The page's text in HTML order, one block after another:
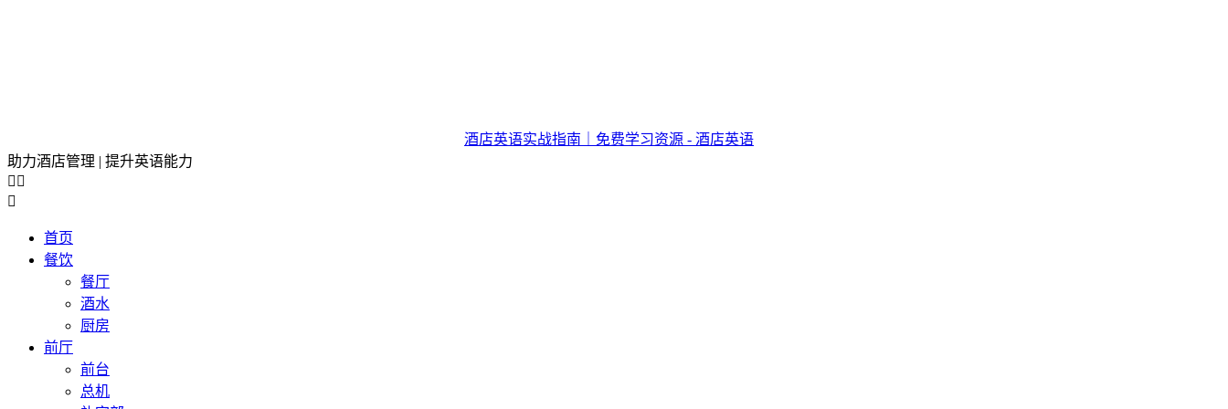
酒店英语实战指南｜免费学习资源 - 酒店英语
助力酒店管理 | 提升英语能力
 

首页
餐饮
餐厅
酒水
厨房
前厅
前台
总机